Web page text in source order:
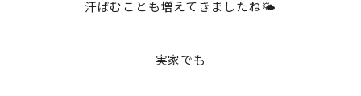
汗ばむことも増えてきましたね🌤
実家でも